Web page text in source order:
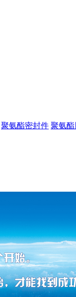
聚氨酯密封件 聚氨酯